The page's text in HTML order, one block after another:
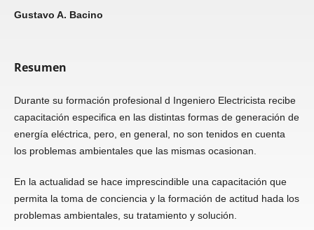
Gustavo A. Bacino
Resumen
Durante su formación profesional d Ingeniero Electricista recibe
capacitación especifica en las distintas formas de generación de
energía eléctrica, pero, en general, no son tenidos en cuenta
los problemas ambientales que las mismas ocasionan.
En la actualidad se hace imprescindible una capacitación que
permita la toma de conciencia y la formación de actitud hada los
problemas ambientales, su tratamiento y solución.